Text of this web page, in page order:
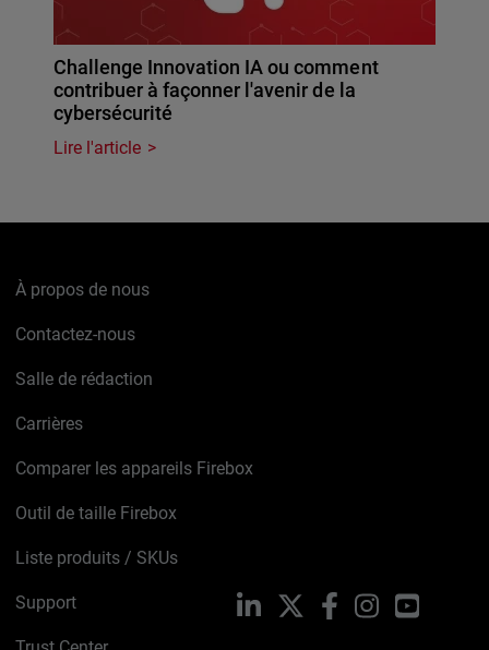
Challenge Innovation IA ou comment
contribuer à façonner l'avenir de la
cybersécurité
Lire l'article
À propos de nous
Contactez-nous
Salle de rédaction
Carrières
Comparer les appareils Firebox
Outil de taille Firebox
Liste produits / SKUs
Support LinkedIn FacebookInstagramYouTube